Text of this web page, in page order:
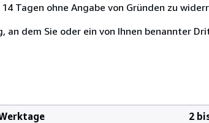
Tagen ohne Angabe von Gründen zu
dem Sie oder ein von Ihnen benannter
2